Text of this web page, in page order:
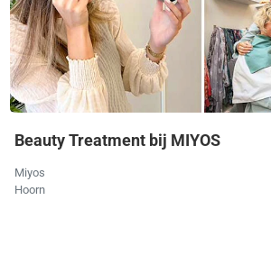
Beauty Treatment bij MIYOS
Miyos
Hoorn